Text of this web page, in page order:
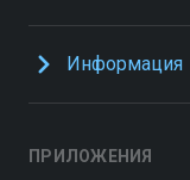
Информация
ПРИЛОЖЕНИЯ